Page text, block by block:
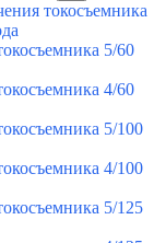
токосъемника
5/60
4/60
5/100
4/100
5/125